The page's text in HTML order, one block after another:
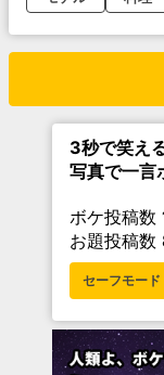
3秒で笑え
写真で一
ボケ投稿数
お題投稿数
セーフモード